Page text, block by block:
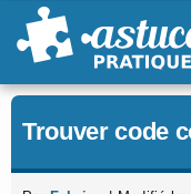
Passer
au
Trouver code